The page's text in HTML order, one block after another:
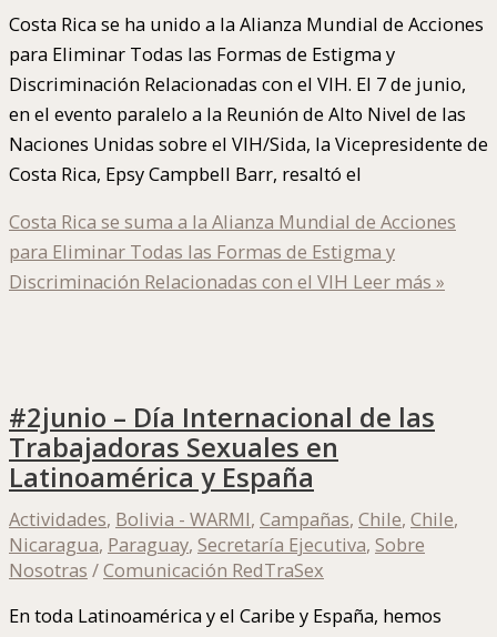
Costa Rica se ha unido a la Alianza Mundial de Acciones
para Eliminar Todas las Formas de Estigma y
Discriminación Relacionadas con el VIH. El 7 de junio,
en el evento paralelo a la Reunión de Alto Nivel de las
Naciones Unidas sobre el VIH/Sida, la Vicepresidente de
Costa Rica, Epsy Campbell Barr, resaltó el
Costa Rica se suma a la Alianza Mundial de Acciones
para Eliminar Todas las Formas de Estigma y
Discriminación Relacionadas con el VIH Leer más »
#2junio – Día Internacional de las
Trabajadoras Sexuales en
Latinoamérica y España
Actividades, Bolivia - WARMI, Campañas, Chile, Chile,
Nicaragua, Paraguay, Secretaría Ejecutiva, Sobre
Nosotras /Comunicación RedTraSex
En toda Latinoamérica y el Caribe y España, hemos